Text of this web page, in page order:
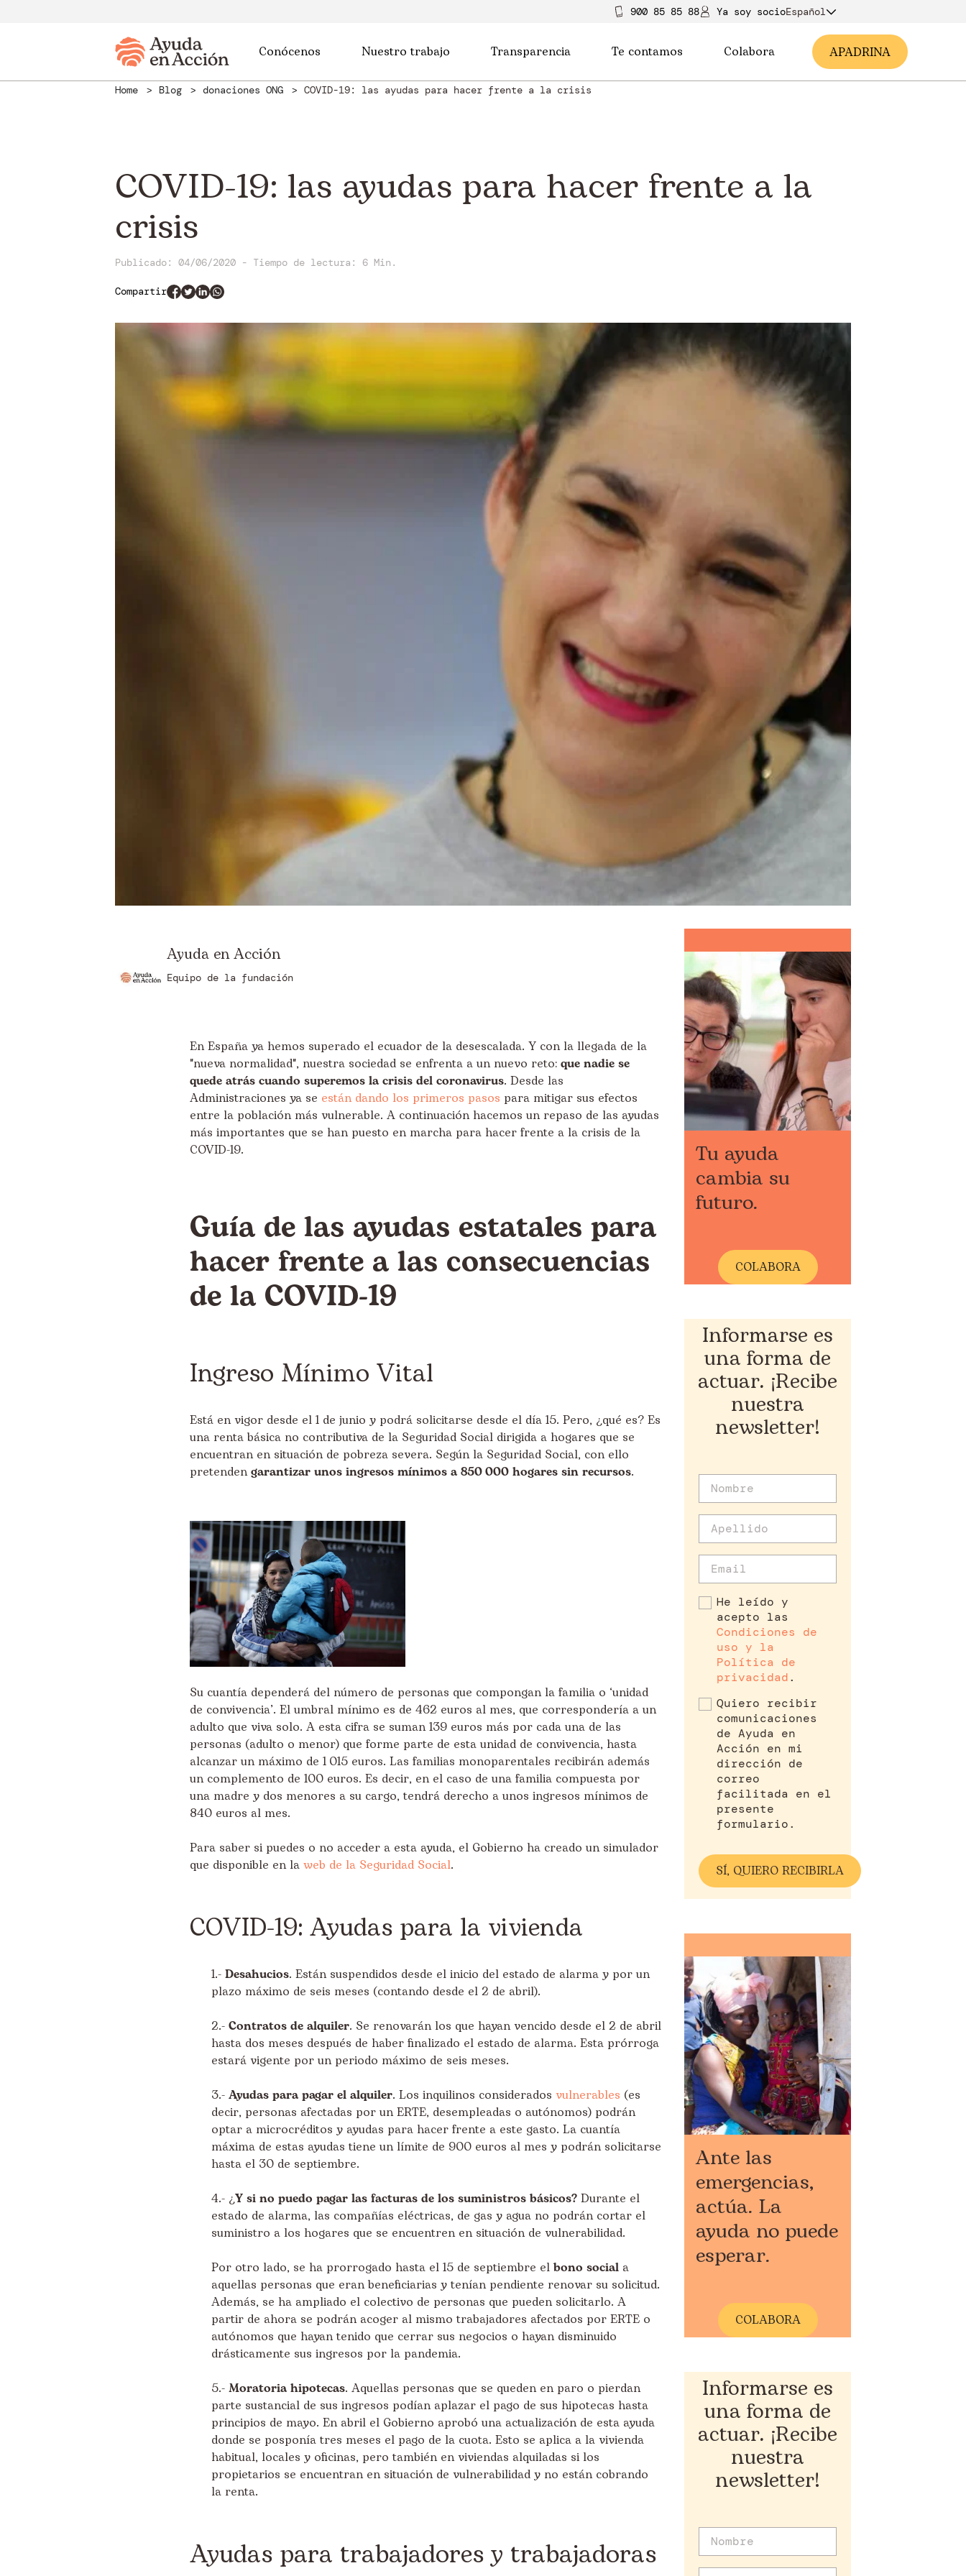
900 85 85 88 Ya soy socioEspañol
Conócenos Nuestro trabajo Transparencia Te contamos Colabora APADRINA
Home Blog donaciones ONG COVID-19: las ayudas para hacer frente a la crisis
COVID-19: las ayudas para hacer frente a la
crisis
Publicado: 04/06/2020 - Tiempo de lectura: 6 Min.
Compartir
Ayuda en Acción
Equipo de la fundación
En España ya hemos superado el ecuador de la desescalada. Y con la llegada de la
"nueva normalidad", nuestra sociedad se enfrenta a un nuevo reto: que nadie se
quede atrás cuando superemos la crisis del coronavirus. Desde las
Administraciones ya se están dando los primeros pasos para mitigar sus efectos
entre la población más vulnerable. A continuación hacemos un repaso de las ayudas
más importantes que se han puesto en marcha para hacer frente a la crisis de la
COVID-19.
Guía de las ayudas estatales para
hacer frente a las consecuencias
de la COVID-19
Ingreso Mínimo Vital
Está en vigor desde el 1 de junio y podrá solicitarse desde el día 15. Pero, ¿qué es? Es
una renta básica no contributiva de la Seguridad Social dirigida a hogares que se
encuentran en situación de pobreza severa. Según la Seguridad Social, con ello
pretendengarantizar unos ingresos mínimos a 850000 hogares sin recursos.
Su cuantía dependerá del número de personas que compongan la familia o ‘unidad
de convivencia’. El umbral mínimo es de 462 euros al mes, que correspondería a un
adulto que viva solo. A esta cifra se suman 139 euros más por cada una de las
personas (adulto o menor) que forme parte de esta unidad de convivencia, hasta
alcanzar un máximo de 1 015 euros. Las familias monoparentales recibirán además
un complemento de 100 euros. Es decir, en el caso de una familia compuesta por
una madre y dos menores a su cargo, tendrá derecho a unos ingresos mínimos de
840 euros al mes.
Para saber si puedes o no acceder a esta ayuda, el Gobierno ha creado un simulador
que disponible en la web de la Seguridad Social.
COVID-19: Ayudas para la vivienda
1.- Desahucios. Están suspendidos desde el inicio del estado de alarma y por un
plazo máximo de seis meses (contando desde el 2 de abril).
2.- Contratos de alquiler. Se renovarán los que hayan vencido desde el 2 de abril
hasta dos meses después de haber finalizado el estado de alarma. Esta prórroga
estará vigente por un periodo máximo de seis meses.
3.- Ayudas para pagar el alquiler. Los inquilinos considerados vulnerables (es
decir, personas afectadas por un ERTE, desempleadas o autónomos) podrán
optar a microcréditos y ayudas para hacer frente a este gasto. La cuantía
máxima de estas ayudas tiene un límite de 900 euros al mes y podrán solicitarse
hasta el 30 de septiembre.
4.- ¿Y si no puedo pagar las facturas de los suministros básicos? Durante el
estado de alarma, las compañías eléctricas, de gas y agua no podrán cortar el
suministro a los hogares que se encuentren en situación de vulnerabilidad.
Por otro lado, se ha prorrogado hasta el 15 de septiembre el bono social a
aquellas personas que eran beneficiarias y tenían pendiente renovar su solicitud.
Además, se ha ampliado el colectivo de personas que pueden solicitarlo. A
partir de ahora se podrán acoger al mismo trabajadores afectados por ERTE o
autónomos que hayan tenido que cerrar sus negocios o hayan disminuido
drásticamente sus ingresos por la pandemia.
5.- Moratoria hipotecas. Aquellas personas que se queden en paro o pierdan
parte sustancial de sus ingresos podían aplazar el pago de sus hipotecas hasta
principios de mayo. En abril el Gobierno aprobó una actualización de esta ayuda
donde se posponía tres meses el pago de la cuota. Esto se aplica a la vivienda
habitual, locales y oficinas, pero también en viviendas alquiladas si los
propietarios se encuentran en situación de vulnerabilidad y no están cobrando
la renta.
Ayudas para trabajadores y trabajadoras
Tu ayuda
cambia su
futuro.
COLABORA
Informarse es
una forma de
actuar. ¡Recibe
nuestra
newsletter!
He leído y
acepto las
Condiciones de
uso y la
Política de
privacidad.
Quiero recibir
comunicaciones
de Ayuda en
Acción en mi
dirección de
correo
facilitada en el
presente
formulario.
Ante las
emergencias,
actúa. La
ayuda no puede
esperar.
COLABORA
Informarse es
una forma de
actuar. ¡Recibe
nuestra
newsletter!